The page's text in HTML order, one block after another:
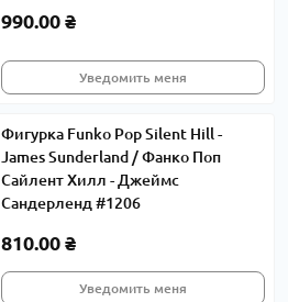
990.00 ₴
Уведомить меня
Фигурка Funko Pop Silent Hill -
James Sunderland / Фанко Поп
Сайлент Хилл - Джеймс
Сандерленд #1206
810.00 ₴
Уведомить меня